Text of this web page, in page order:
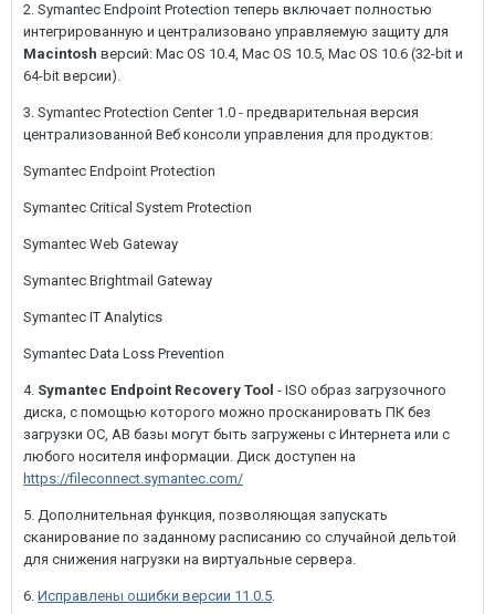
2. Symantec Endpoint Protection теперь включает полностью
интегрированную и централизовано управляемую защиту для
Macintosh версий: Mac OS 10.4, Mac OS 10.5, Mac OS 10.6 (32-bit и
64-bit версии).
3. Symantec Protection Center 1.0 - предварительная версия
централизованной Веб консоли управления для продуктов:
Symantec Endpoint Protection
Symantec Critical System Protection
Symantec Web Gateway
Symantec Brightmail Gateway
Symantec IT Analytics
Symantec Data Loss Prevention
4. Symantec Endpoint Recovery Tool - ISO образ загрузочного
диска, с помощью которого можно просканировать ПК без
загрузки ОС, АВ базы могут быть загружены с Интернета или с
любого носителя информации. Диск доступен на
https://fileconnect.symantec.com/
5. Дополнительная функция, позволяющая запускать
сканирование по заданному расписанию со случайной дельтой
для снижения нагрузки на виртуальные сервера.
6. Исправлены ошибки версии 11.0.5.